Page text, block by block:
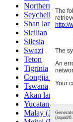
Northern Sotho
Seychelles
Shan language
Sicilian
Silesia
Swazi
Teton
Tigrinia
Congjia
Tswana
Akan language
Yucatan Mayan
Malay (Jawi)